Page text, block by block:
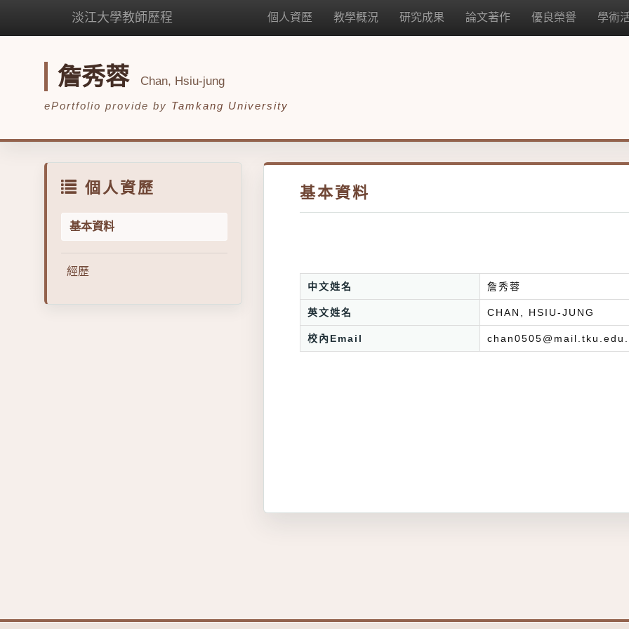
淡江大學教師歷程 個人資歷 教學概況 研究成果 論文著作 優良榮譽 學術
詹秀蓉 Chan, Hsiu-jung
ePortfolio provide by Tamkang University
個人資歷
基本資料
經歷
基本資料
中文姓名 詹秀蓉
英文姓名 CHAN, HSIU-JUNG
校內Email